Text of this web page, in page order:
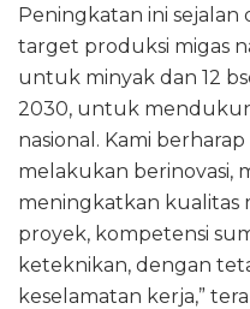
Peningkatan ini sejalan
target produksi migas
untuk minyak dan 12
2030, untuk
nasional. Kami
melakukan berinovasi,
meningkatkan kualitas
proyek, kompetensi
keteknikan, dengan
keselamatan kerja,”